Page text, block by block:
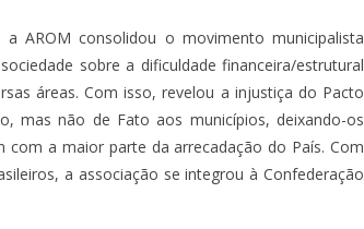
AROM consolidou o movimento municipalista
sobre a dificuldade financeira/estrutural
áreas. Com isso, revelou a injustiça do Pacto
mas não de Fato aos municípios, deixando-os
a maior parte da arrecadação do País. Com
a associação se integrou à Confederação